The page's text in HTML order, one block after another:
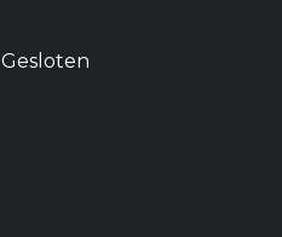
Gesloten